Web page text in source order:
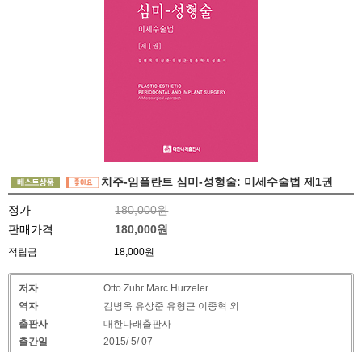
치주-임플란트 심미-성형술: 미세수술법 제1권
정가
180,000원
판매가격
180,000원
적립금 18,000원
저자
Otto Zuhr Marc Hurzeler
역자
김병옥 유상준 유형근 이종혁 외
출판사
대한나래출판사
출간일
2015/ 5/ 07